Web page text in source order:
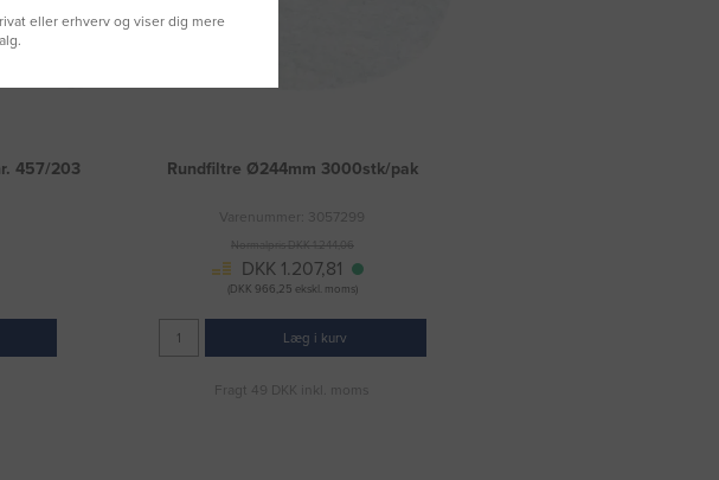
457/203
Rundfiltre Ø244mm 3000stk/pak
Varenummer: 3057299
Normalpris DKK 1.244,06
DKK 1.207,81
(DKK 966,25 ekskl. moms)
Læg i kurv
Fragt 49 DKK inkl. moms
eller erhverv og viser dig mere